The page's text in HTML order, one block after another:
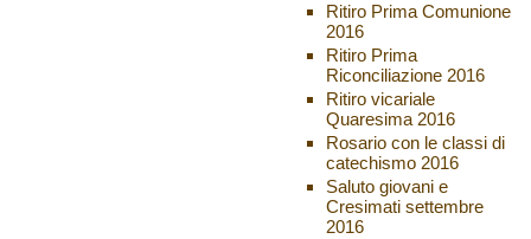
Ritiro Prima Comunione
2016
Ritiro Prima
Riconciliazione 2016
Ritiro vicariale
Quaresima 2016
Rosario con le classi di
catechismo 2016
Saluto giovani e
Cresimati settembre
2016